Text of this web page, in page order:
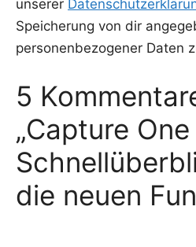
unserer
Speicherung von dir
personenbezogener Daten
5
„Capture
die neuen